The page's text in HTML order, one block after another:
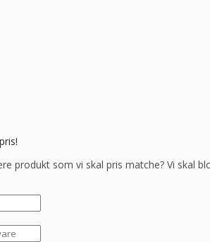
produkt som vi skal pris matche? Vi skal